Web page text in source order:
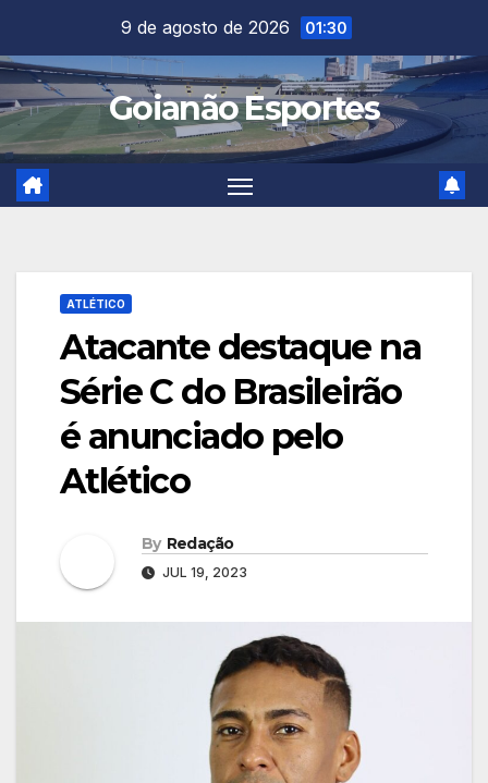
content
9 de agosto de 2026 01:30
Goianão Esportes
ATLÉTICO
Atacante destaque na
Série C do Brasileirão
é anunciado pelo
Atlético
By Redação
JUL 19, 2023